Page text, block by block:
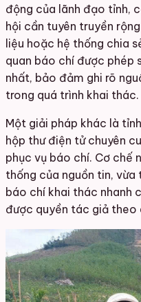
động của lãnh đạo tỉnh,
hội cần tuyên truyền
liệu hoặc hệ thống chia
quan báo chí được phép
nhất, bảo đảm ghi rõ
trong quá trình khai thác.
Một giải pháp khác là
hộp thư điện tử chuyên
phục vụ báo chí. Cơ chế
thống của nguồn tin,
báo chí khai thác nhanh
được quyền tác giả theo